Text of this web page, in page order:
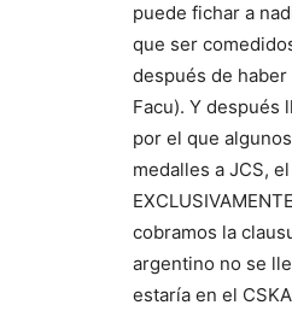
puede fichar a
que ser
después de
Facu). Y después
por el que
medalles a JCS,
cobramos la
argentino no se
estaría en el